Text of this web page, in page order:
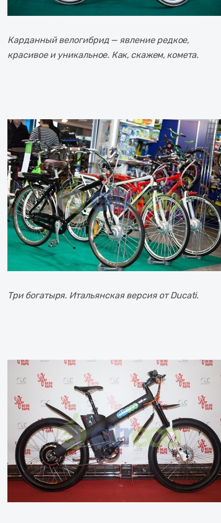
Карданный велогибрид — явление редкое,
красивое и уникальное. Как, скажем, комета.
Три богатыря. Итальянская версия от Ducati.